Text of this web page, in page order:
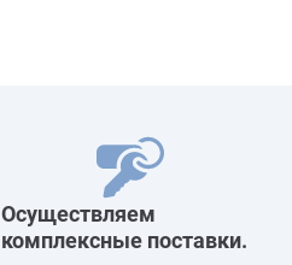
Осуществляем
комплексные поставки.